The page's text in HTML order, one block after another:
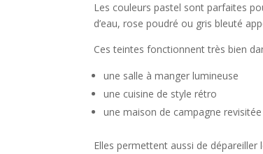
Les couleurs pastel sont parfaites
d’eau, rose poudré ou gris bleuté
Ces teintes fonctionnent très bien
une salle à manger lumineuse
une cuisine de style rétro
une maison de campagne revisitée
Elles permettent aussi de